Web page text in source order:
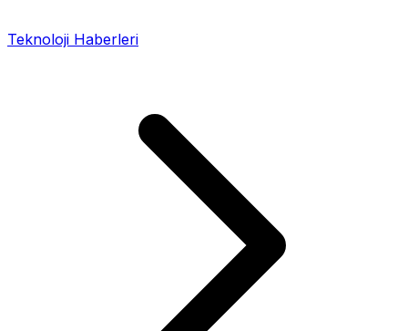
Teknoloji Haberleri